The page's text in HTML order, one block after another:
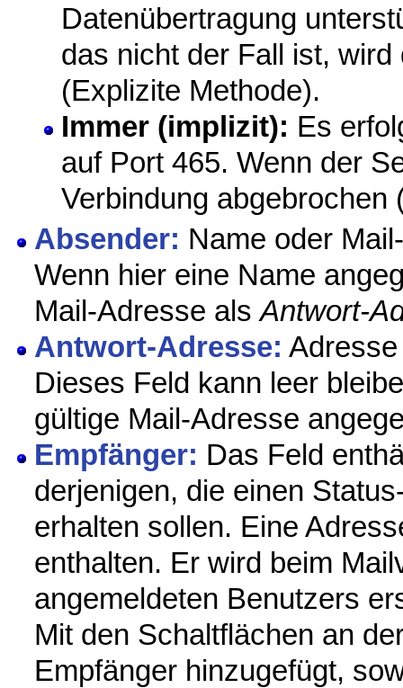
Datenübertragung
das nicht der Fall ist,
(Explizite Methode).
Immer (implizit): Es
auf Port 465. Wenn der
Verbindung abgebrochen
Absender: Name oder
Wenn hier eine Name
Mail-Adresse alsAntwort-
Antwort-Adresse:
Dieses Feld kann leer
gültige Mail-Adresse
Empfänger: Das Feld
derjenigen, die einen
erhalten sollen. Eine
enthalten. Er wird beim
angemeldeten Benutzers
Mit den Schaltflächen an
Empfänger hinzugefügt,